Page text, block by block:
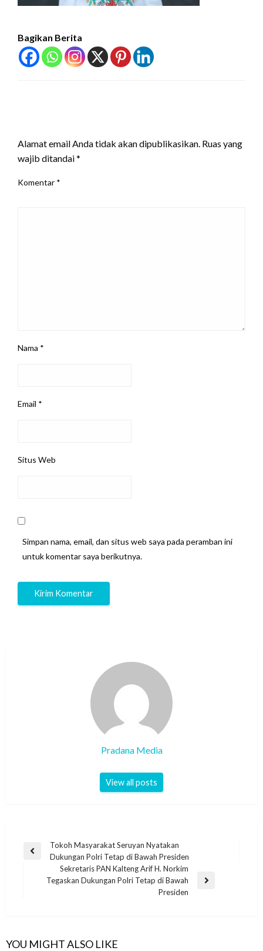
Bagikan Berita
Alamat email Anda tidak akan dipublikasikan. Ruas yang
wajib ditandai*
Komentar *
Nama *
Email *
Situs Web
Simpan nama, email, dan situs web saya pada peramban ini
untuk komentar saya berikutnya.
Pradana Media
View all posts
Tokoh Masyarakat Seruyan Nyatakan
Dukungan Polri Tetap di Bawah Presiden
Sekretaris PAN Kalteng Arif H. Norkim
Tegaskan Dukungan Polri Tetap di Bawah
Presiden
YOU MIGHT ALSO LIKE